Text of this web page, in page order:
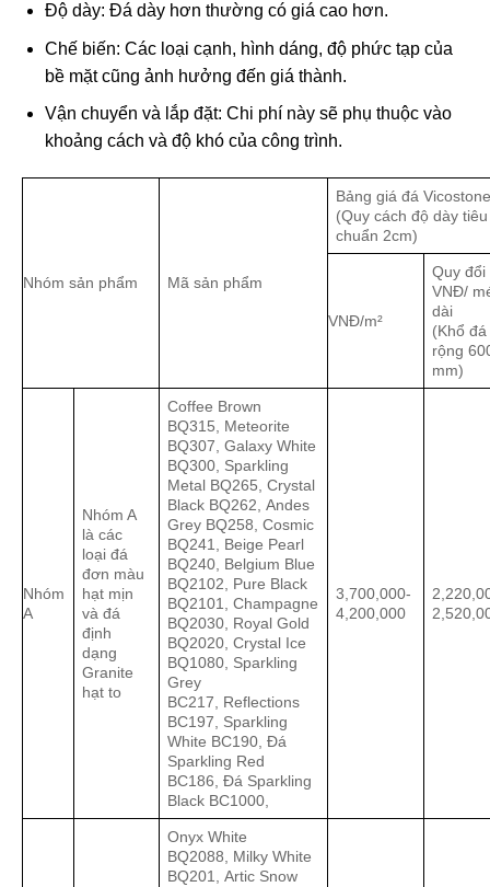
Độ dày: Đá dày hơn thường có giá cao hơn.
Chế biến: Các loại cạnh, hình dáng, độ phức tạp của
bề mặt cũng ảnh hưởng đến giá thành.
Vận chuyển và lắp đặt: Chi phí này sẽ phụ thuộc vào
khoảng cách và độ khó của công trình.
Nhóm sản phẩm Mã sản phẩm
Bảng giá đá
(Quy cách độ dày tiêu
chuẩn 2cm)
VNĐ/m²
Quy đổi
VNĐ/
dài
(Khổ đá
rộng
mm)
Nhóm
A
Nhóm A
là các
loại đá
đơn màu
hạt mịn
và đá
định
dạng
Granite
hạt to
Coffee Brown
BQ315, Meteorite
BQ307, Galaxy White
BQ300, Sparkling
Metal BQ265, Crystal
Black BQ262, Andes
Grey BQ258, Cosmic
BQ241, Beige Pearl
BQ240, Belgium Blue
BQ2102, Pure Black
BQ2101, Champagne
BQ2030, Royal Gold
BQ2020, Crystal Ice
BQ1080, Sparkling
Grey
BC217, Reflections
BC197, Sparkling
White BC190, Đá
Sparkling Red
BC186, Đá Sparkling
Black BC1000,
3,700,000-
4,200,000
Onyx White
BQ2088, Milky White
BQ201, Artic Snow